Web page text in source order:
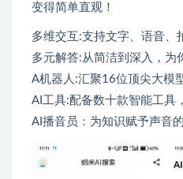
变得简单直观！
多维交互:支持文字、语音、
多元解答:从简洁到深入，为
A机器人:汇聚16位顶尖大模
AI工具:配备数十款智能工具
AI播音员：为知识赋予声音